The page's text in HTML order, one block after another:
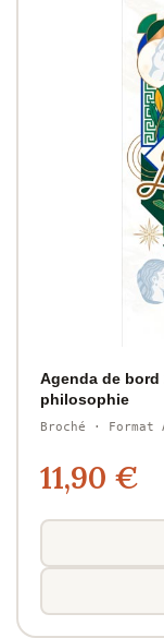
Agenda de bord
philosophie
Broché · Format
11,90 €